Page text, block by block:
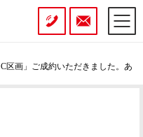
区画」ご成約いただきました。あ